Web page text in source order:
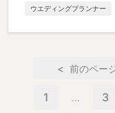
ウエディングプランナー
<
1 … 3